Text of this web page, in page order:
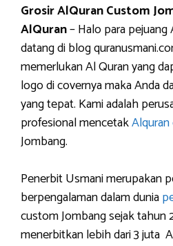
Grosir AlQuran Custom
AlQuran– Halo para
datang di blog
memerlukan Al Quran yang
logo di covernya maka Anda
yang tepat. Kami adalah
profesional mencetak
Jombang.
Penerbit Usmani merupakan
berpengalaman dalam dunia
custom Jombang sejak
menerbitkan lebih dari 3 juta